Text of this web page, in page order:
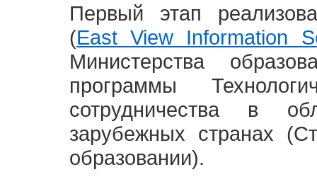
Первый этап
(East View Information
Министерства
программы
сотрудничества в
зарубежных странах
образовании).